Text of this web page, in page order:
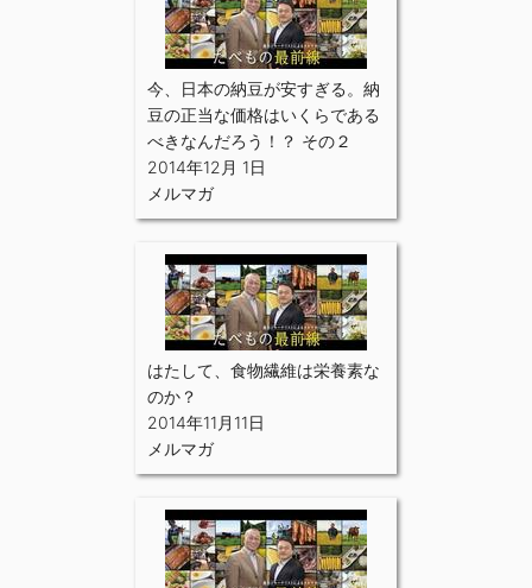
今、日本の納豆が安すぎる。納
豆の正当な価格はいくらである
べきなんだろう！？ その２
2014年12月 1日
メルマガ
はたして、食物繊維は栄養素な
のか？
2014年11月11日
メルマガ